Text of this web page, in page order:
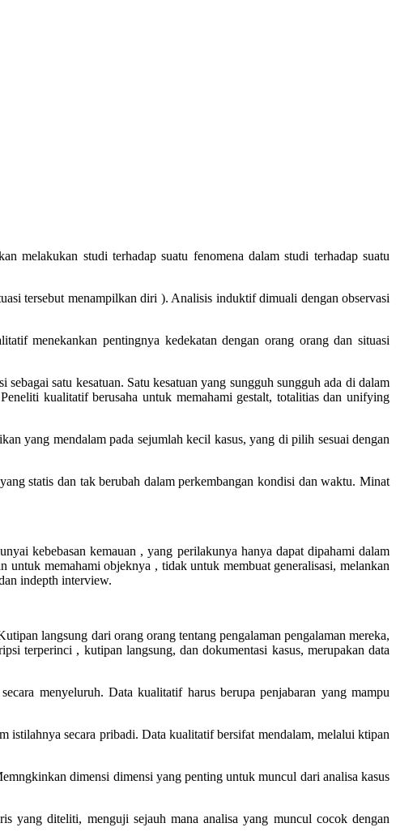
melakukan studi terhadap suatu fenomena dalam studi terhadap suatu
tersebut menampilkan diri ). Analisis induktif dimuali dengan observasi
menekankan pentingnya kedekatan dengan orang orang dan situasi
satu kesatuan. Satu kesatuan yang sungguh sungguh ada di dalam
kualitatif berusaha untuk memahami gestalt, totalitias dan unifying
yang mendalam pada sejumlah kecil kasus, yang di pilih sesuai dengan
statis dan tak berubah dalam perkembangan kondisi dan waktu. Minat
kebebasan kemauan , yang perilakunya hanya dapat dipahami dalam
untuk memahami objeknya , tidak untuk membuat generalisasi, melankan
indepth interview.
langsung dari orang orang tentang pengalaman pengalaman mereka,
terperinci , kutipan langsung, dan dokumentasi kasus, merupakan data
menyeluruh. Data kualitatif harus berupa penjabaran yang mampu
istilahnya secara pribadi. Data kualitatif bersifat mendalam, melalui ktipan
dimensi dimensi yang penting untuk muncul dari analisa kasus
yang diteliti, menguji sejauh mana analisa yang muncul cocok dengan